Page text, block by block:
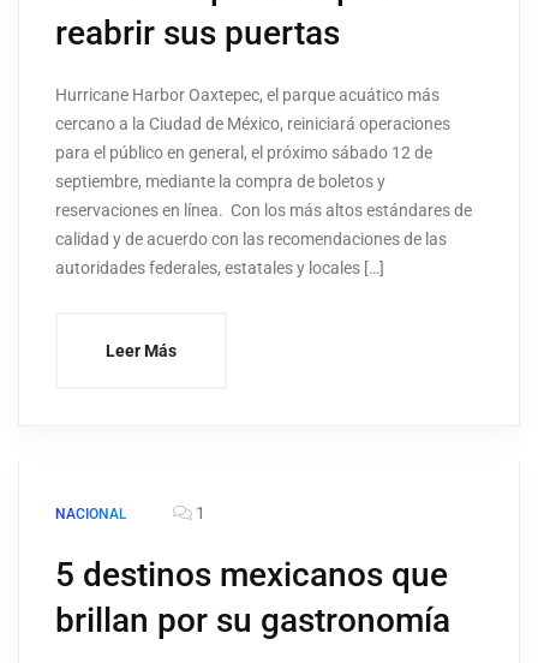
reabrir sus puertas
Hurricane Harbor Oaxtepec, el parque acuático más
cercano a la Ciudad de México, reiniciará operaciones
para el público en general, el próximo sábado 12 de
septiembre, mediante la compra de boletos y
reservaciones en línea. Con los más altos estándares de
calidad y de acuerdo con las recomendaciones de las
autoridades federales, estatales y locales […]
Leer Más
NACIONAL 1
5 destinos mexicanos que
brillan por su gastronomía